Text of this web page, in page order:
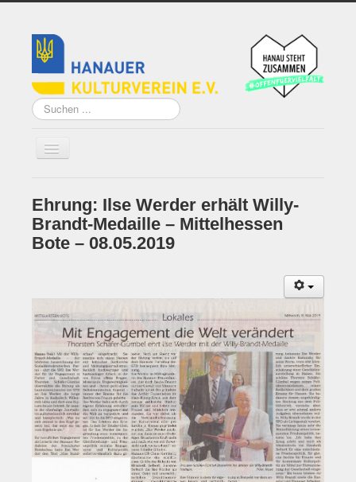
Suchen
...
Home
Über uns
Künstler*innen der
Remise
Grundsatzprogramm
Historie
Impressum
Mitglieder-Info
Sonderpreis Kultur
Ehrung: Ilse Werder erhält Willy-
Brandt-Medaille – Mittelhessen
Bote – 08.05.2019